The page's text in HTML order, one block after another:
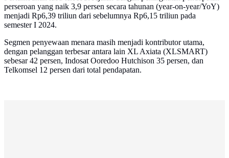
perseroan yang naik 3,9 persen secara tahunan (year-on-year/YoY)
menjadi Rp6,39 triliun dari sebelumnya Rp6,15 triliun pada
semester I 2024.
Segmen penyewaan menara masih menjadi kontributor utama,
dengan pelanggan terbesar antara lain XL Axiata (XLSMART)
sebesar 42 persen, Indosat Ooredoo Hutchison 35 persen, dan
Telkomsel 12 persen dari total pendapatan.